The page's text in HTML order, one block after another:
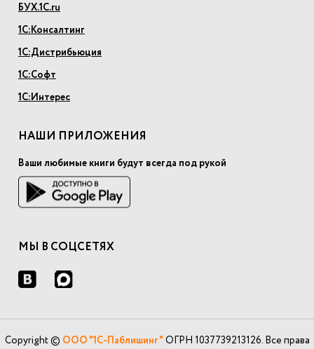
БУХ.1С.ru
1С:Консалтинг
1С:Дистрибьюция
1С:Софт
1С:Интерес
НАШИ ПРИЛОЖЕНИЯ
Ваши любимые книги будут всегда под рукой
МЫ В СОЦСЕТЯХ
Copyright © ООО "1С-Паблишинг" ОГРН 1037739213126. Все права